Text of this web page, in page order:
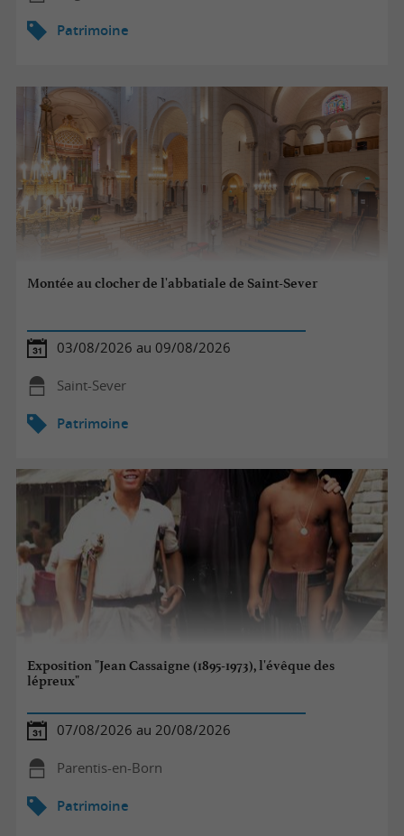
Patrimoine
Montée au clocher de l'abbatiale de Saint-Sever
03/08/2026 au 09/08/2026
Saint-Sever
Patrimoine
Exposition "Jean Cassaigne (1895-1973), l'évêque des
lépreux"
07/08/2026 au 20/08/2026
Parentis-en-Born
Patrimoine